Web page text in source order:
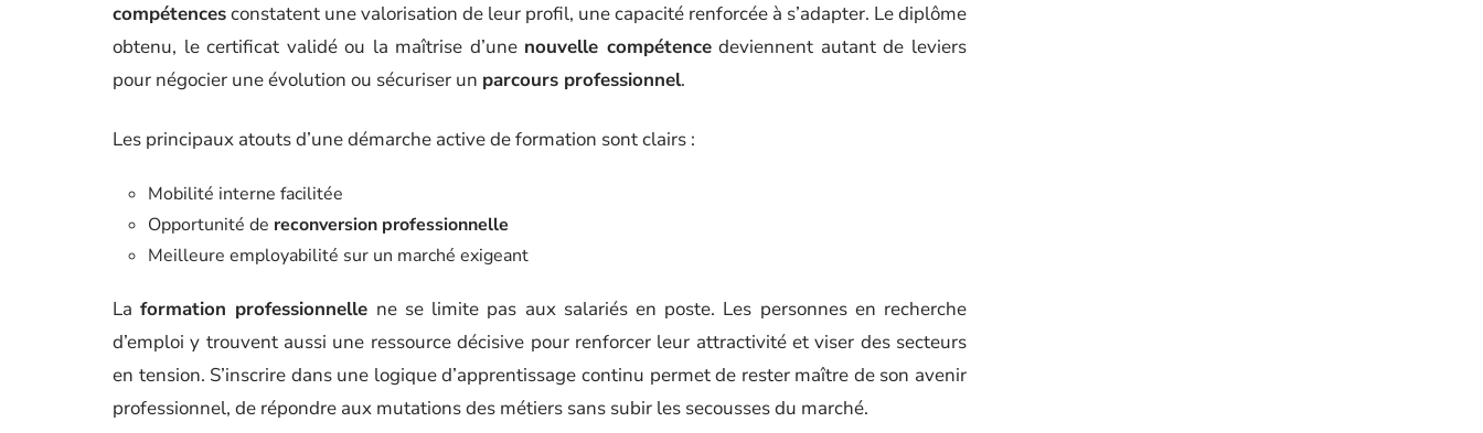
compétencesconstatent une valorisation de leur profil, une capacité renforcée à s’adapter. Le diplôme
obtenu, le certificat validé ou la maîtrise d’une nouvelle compétencedeviennent autant de leviers
pour négocier une évolution ou sécuriser un parcours professionnel.
Les principaux atouts d’une démarche active de formation sont clairs :
Mobilité interne facilitée
Opportunité de reconversion professionnelle
Meilleure employabilité sur un marché exigeant
Laformation professionnelle ne se limite pas aux salariés en poste. Les personnes en recherche
d’emploi y trouvent aussi une ressource décisive pour renforcer leur attractivité et viser des secteurs
en tension. S’inscrire dans une logique d’apprentissage continu permet de rester maître de son avenir
professionnel, de répondre aux mutations des métiers sans subir les secousses du marché.